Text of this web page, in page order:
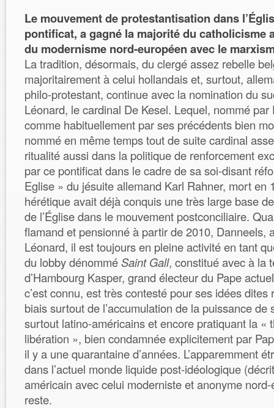
Le mouvement de protestantisation dans
pontificat, a gagné la majorité du catholicisme
du modernisme nord-européen avec le
La tradition, désormais, du clergé assez rebelle
majoritairement à celui hollandais et, surtout,
philo-protestant, continue avec la nomination du
Léonard, le cardinal De Kesel. Lequel, nommé par
comme habituellement par ses précédents bien
nommé en même temps tout de suite cardinal
ritualité aussi dans la politique de renforcement
par ce pontificat dans le cadre de sa soi-disant
Eglise » du jésuite allemand Karl Rahner, mort en
hérétique avait déjà conquis une très large base
de l’Église dans le mouvement postconciliaire.
flamand et pensionné à partir de 2010, Danneels,
Léonard, il est toujours en pleine activité en tant
du lobby dénomméSaint Gall, constitué avec à la
d’Hambourg Kasper, grand électeur du Pape
c’est connu, est très contesté pour ses idées dites
biais surtout de l’accumulation de la puissance de
surtout latino-américains et encore pratiquant la «
libération », bien condamnée explicitement par
il y a une quarantaine d’années. L’apparemment
dans l’actuel monde liquide post-idéologique
américain avec celui moderniste et anonyme
reste.